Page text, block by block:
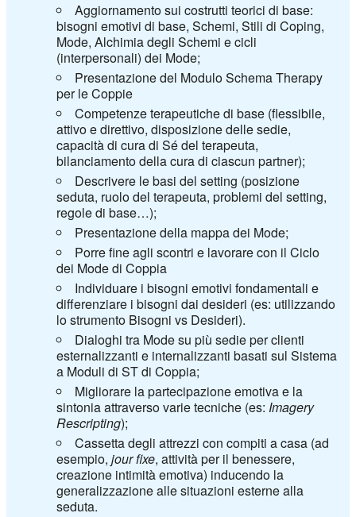
Aggiornamento sui costrutti teorici di base:
bisogni emotivi di base, Schemi, Stili di Coping,
Mode, Alchimia degli Schemi e cicli
(interpersonali) dei Mode;
Presentazione del Modulo Schema Therapy
per le Coppie
Competenze terapeutiche di base (flessibile,
attivo e direttivo, disposizione delle sedie,
capacità di cura di Sé del terapeuta,
bilanciamento della cura di ciascun partner);
Descrivere le basi del setting (posizione
seduta, ruolo del terapeuta, problemi del setting,
regole di base…);
Presentazione della mappa dei Mode;
Porre fine agli scontri e lavorare con il Ciclo
dei Mode di Coppia
Individuare i bisogni emotivi fondamentali e
differenziare i bisogni dai desideri (es: utilizzando
lo strumento Bisogni vs Desideri).
Dialoghi tra Mode su più sedie per clienti
esternalizzanti e internalizzanti basati sul Sistema
a Moduli di ST di Coppia;
Migliorare la partecipazione emotiva e la
sintonia attraverso varie tecniche (es: Imagery
Rescripting);
Cassetta degli attrezzi con compiti a casa (ad
esempio,jourfixe, attività per il benessere,
creazione intimità emotiva) inducendo la
generalizzazione alle situazioni esterne alla
seduta.